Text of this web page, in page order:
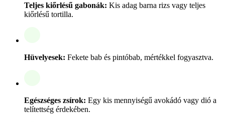
Teljes kiőrlésű gabonák: Kis adag barna rizs vagy teljes
kiőrlésű tortilla.
Hüvelyesek: Fekete bab és pintóbab, mértékkel fogyasztva.
Egészséges zsírok: Egy kis mennyiségű avokádó vagy dió a
telítettség érdekében.